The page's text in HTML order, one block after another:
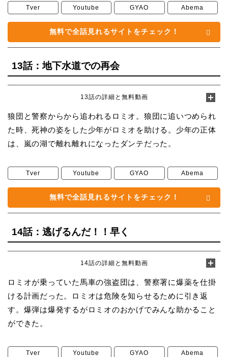
Tver Youtube GYAO Abema
無料で全話見れるサイトをチェック！
13話：地下水道での再会
13話の詳細と無料動画
狼団と警察からから追われるロミオ。狼団に追いつめられ
た時、死神の姿をした少年がロミオを助ける。少年の正体
は、嵐の湖で離れ離れになったダンテだった。
Tver Youtube GYAO Abema
無料で全話見れるサイトをチェック！
14話：逃げるんだ！！早く
14話の詳細と無料動画
ロミオが乗っていた馬車の強盗団は、警察署に爆薬を仕掛
ける計画だった。ロミオは危険を知らせるために引き返
す。爆弾は爆発するがロミオのおかげでみんな助かること
ができた。
Tver Youtube GYAO Abema